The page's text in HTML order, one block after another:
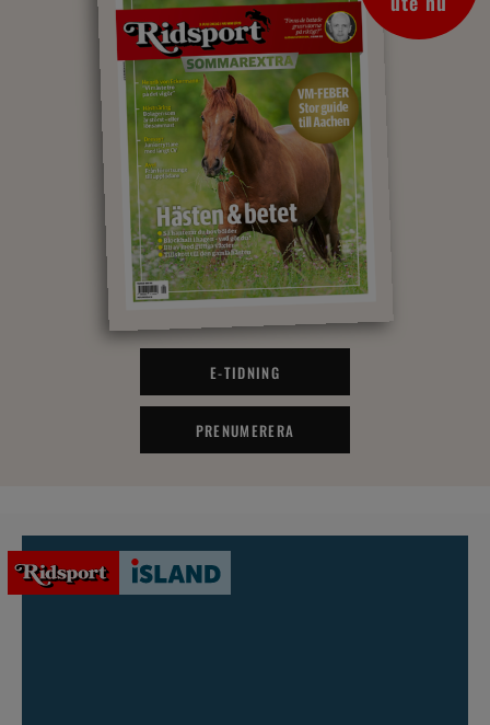
E-TIDNING
PRENUMERERA